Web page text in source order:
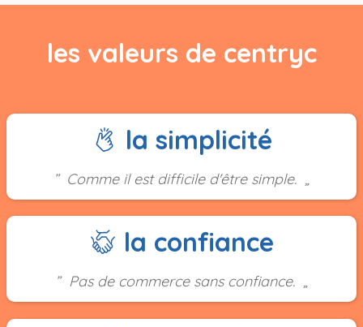
les valeurs de centryc
la simplicité
Comme il est difficile d'être simple.
la confiance
Pas de commerce sans confiance.